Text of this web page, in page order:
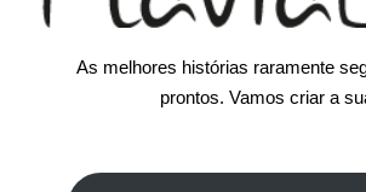
As melhores histórias raramente
prontos. Vamos criar a